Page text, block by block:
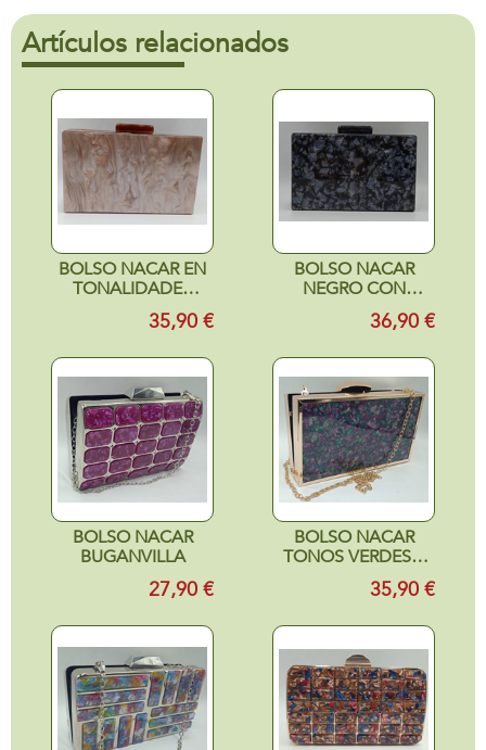
Artículos relacionados
BOLSO NACAR EN
TONALIDADES
MARRONES35,90 €
BOLSO NACAR
NEGRO CON
REFLEJOS GRISES
36,90 €
BOLSO NACAR
BUGANVILLA
27,90 €
BOLSO NACAR
TONOS VERDES Y
MORADOS CON
BORDES35,90 €